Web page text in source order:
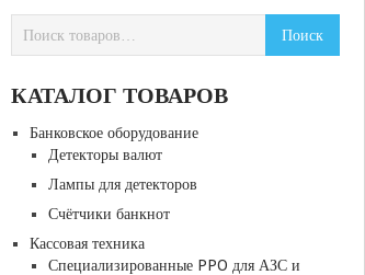
КАТАЛОГ ТОВАРОВ
Банковское оборудование
Детекторы валют
Лампы для детекторов
Счётчики банкнот
Кассовая техника
Специализированные PPO для АЗС и